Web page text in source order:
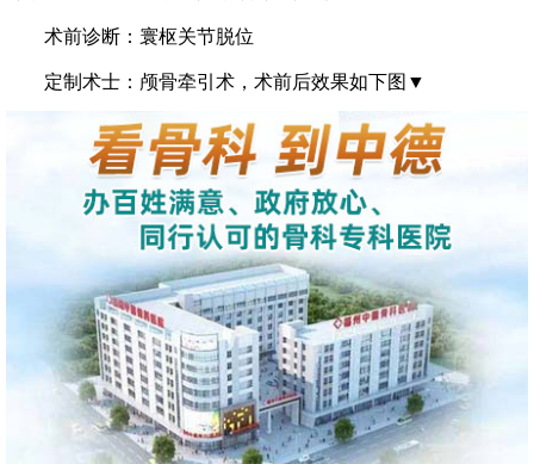
术前诊断：寰枢关节脱位
定制术士：颅骨牵引术，术前后效果如下图▼